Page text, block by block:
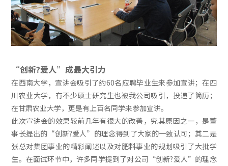
“创新?爱人”成最大引力
在西南大学，宣讲会吸引了约60名应聘毕业生来参加宣讲；在四
川农业大学，有不少硕士研究生也被我公司吸引，投递了简历；
在甘肃农业大学，更是有上百名同学来参加宣讲。
此次宣讲会的效果较前几年有很大的改善，究其原因之一，是董
事长提出的“创新?爱人”的理念得到了大家的一致认可；其二是
张总对集团事业的精彩阐述以及对肥料事业的规划吸引了大批学
生。在面试环节中，许多同学提到了对公司“创新?爱人”的理念